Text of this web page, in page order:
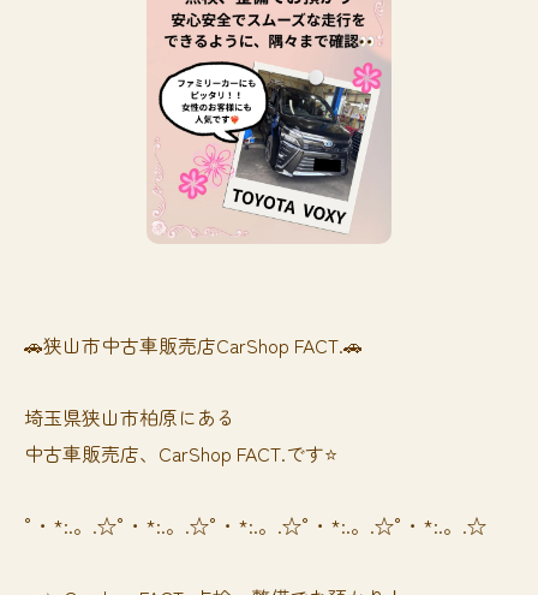
🚗狭山市中古車販売店CarShop FACT.🚗
埼玉県狭山市柏原にある
中古車販売店、CarShop FACT.です⭐️
°・*:.。.☆°・*:.。.☆°・*:.。.☆°・*:.。.☆°・*:.。.☆